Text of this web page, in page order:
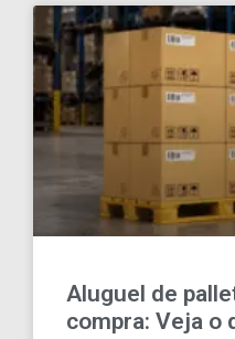
Aluguel de
compra: Veja o